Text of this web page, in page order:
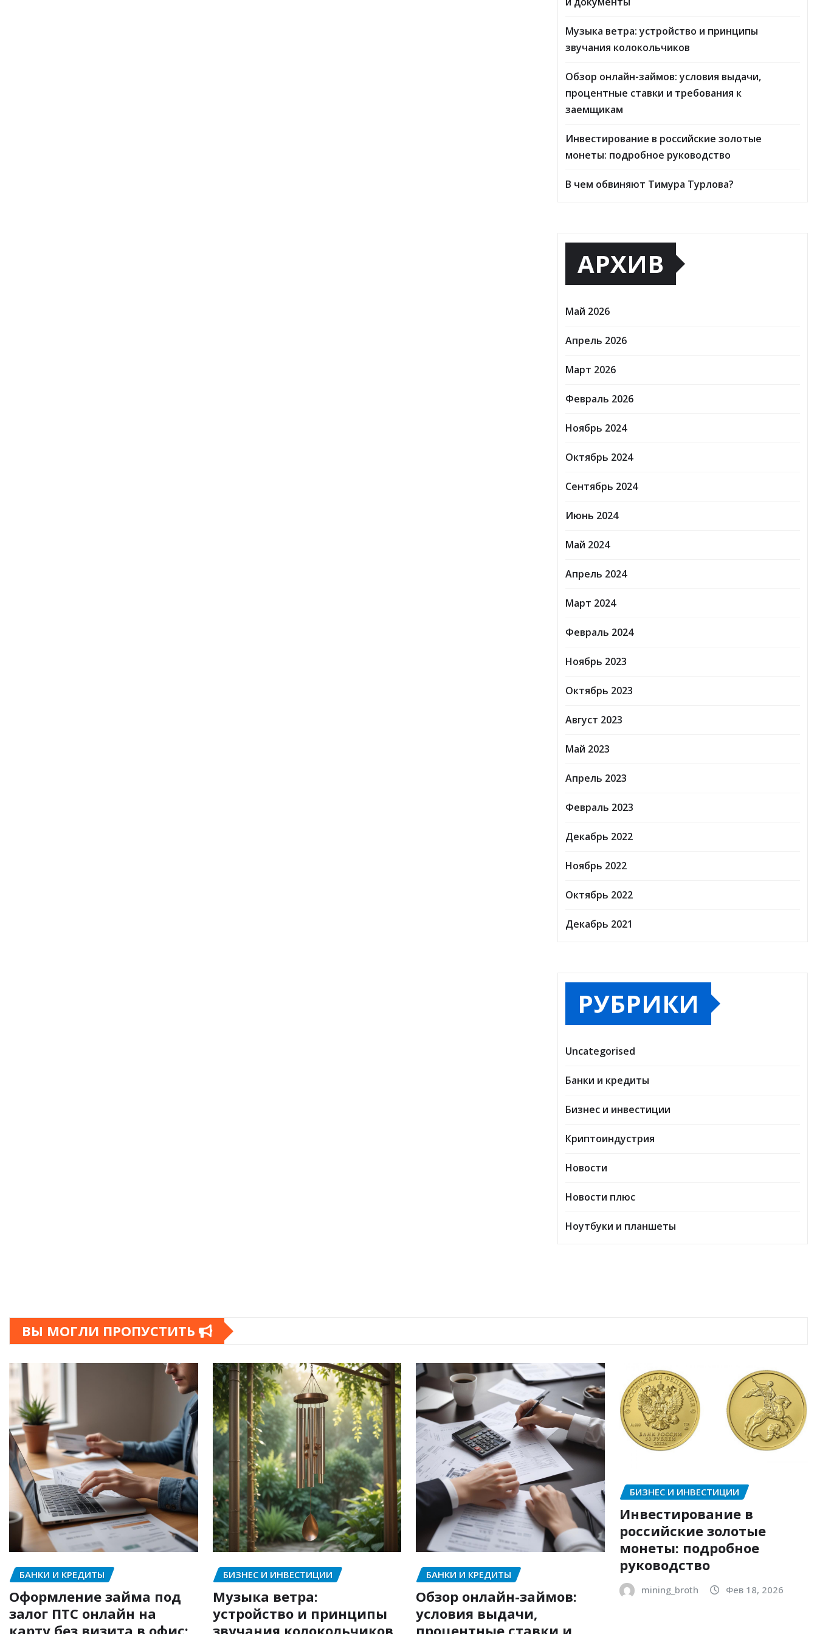
Музыка ветра: устройство и принципы
звучания колокольчиков
Обзор онлайн-займов: условия выдачи,
процентные ставки и требования к
заемщикам
Инвестирование в российские золотые
монеты: подробное руководство
В чем обвиняют Тимура Турлова?
АРХИВ
Май 2026
Апрель 2026
Март 2026
Февраль 2026
Ноябрь 2024
Октябрь 2024
Сентябрь 2024
Июнь 2024
Май 2024
Апрель 2024
Март 2024
Февраль 2024
Ноябрь 2023
Октябрь 2023
Август 2023
Май 2023
Апрель 2023
Февраль 2023
Декабрь 2022
Ноябрь 2022
Октябрь 2022
Декабрь 2021
РУБРИКИ
Uncategorised
Банки и кредиты
Бизнес и инвестиции
Криптоиндустрия
Новости
Новости плюс
Ноутбуки и планшеты
ВЫ МОГЛИ ПРОПУСТИТЬ
БАНКИ И КРЕДИТЫ
Оформление займа под
залог ПТС онлайн на
БИЗНЕС И ИНВЕСТИЦИИ
Музыка ветра:
устройство и принципы
БАНКИ И КРЕДИТЫ
Обзор онлайн-займов:
условия выдачи,
БИЗНЕС И ИНВЕСТИЦИИ
Инвестирование в
российские золотые
монеты: подробное
руководство
mining_broth Фев 18, 2026